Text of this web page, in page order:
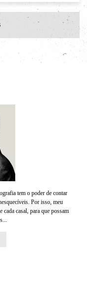
tem o poder de contar
Por isso, meu
cada casal, para que possam